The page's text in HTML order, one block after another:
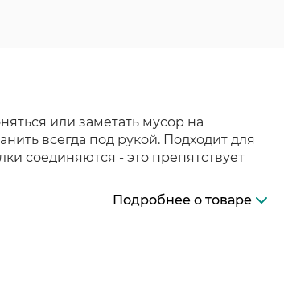
или заметать мусор на
всегда под рукой. Подходит для
соединяются - это препятствует
Подробнее о товаре